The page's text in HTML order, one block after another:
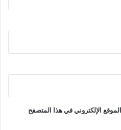
الإلكتروني في هذا المتصفح